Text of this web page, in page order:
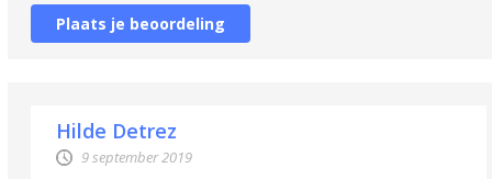
Plaats je beoordeling
Hilde Detrez
9 september 2019